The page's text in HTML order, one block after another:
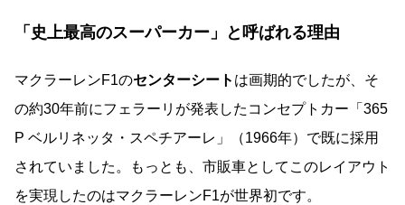
「史上最高のスーパーカー」と呼ばれる理由
マクラーレンF1のセンターシート は画期的でしたが、そ
の約30年前にフェラーリが発表したコンセプトカー「365
P ベルリネッタ・スペチアーレ」（1966年）で既に採用
されていました。もっとも、市販車としてこのレイアウト
を実現したのはマクラーレンF1が世界初です。